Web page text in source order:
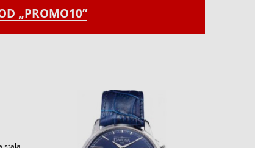
„PROMO10”
stalą